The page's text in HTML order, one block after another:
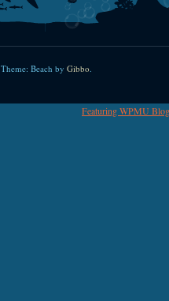
Theme: Beach by Gibbo.
Featuring WPMU